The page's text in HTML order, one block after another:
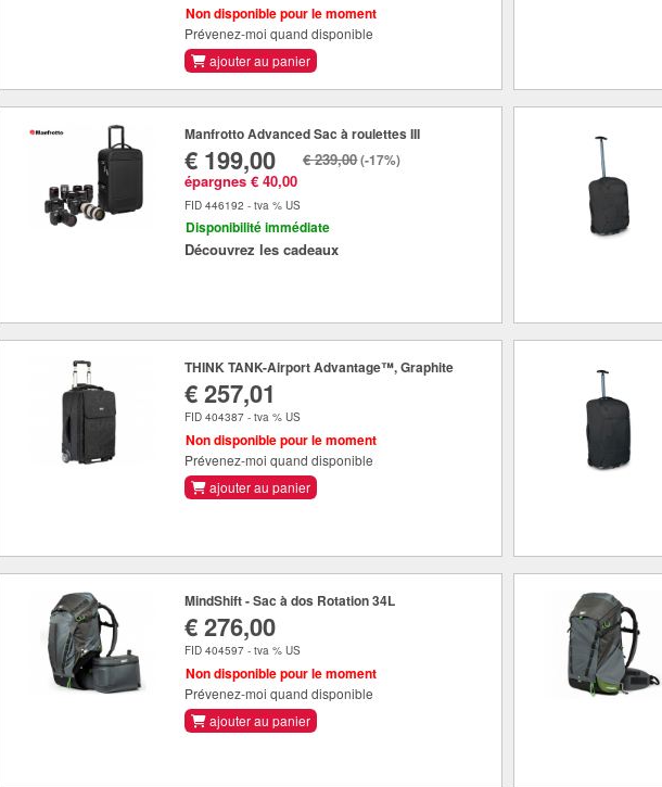
Non disponible pour le moment
Prévenez-moi quand disponible
ajouter au panier
Manfrotto Advanced Sac à roulettes III
€ 199,00
épargnes € 40,00
€ 239,00(-17%)
FID 446192 - tva % US
Disponibilité immédiate
Découvrez les cadeaux
THINK TANK-Airport Advantage™, Graphite
€ 257,01
FID 404387 - tva % US
Non disponible pour le moment
Prévenez-moi quand disponible
ajouter au panier
MindShift - Sac à dos Rotation 34L
€ 276,00
FID 404597 - tva % US
Non disponible pour le moment
Prévenez-moi quand disponible
ajouter au panier